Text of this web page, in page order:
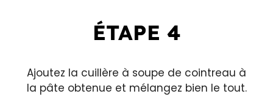
ÉTAPE 4
Ajoutez la cuillère à soupe de cointreau à
la pâte obtenue et mélangez bien le tout.